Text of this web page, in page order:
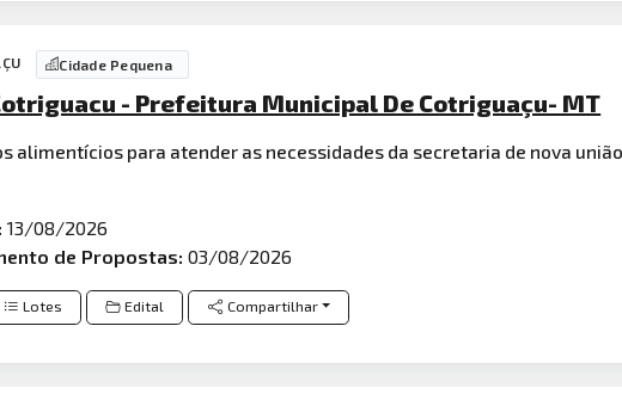
Cidade Pequena
- Prefeitura Municipal De Cotriguaçu- MT
alimentícios para atender as necessidades da secretaria de nova
13/08/2026
de Propostas:03/08/2026
Lotes Edital Compartilhar